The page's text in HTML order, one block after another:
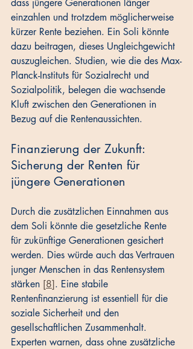
einzahlen und trotzdem möglicherweise
kürzer Rente beziehen. Ein Soli könnte
dazu beitragen, dieses Ungleichgewicht
auszugleichen. Studien, wie die des Max-
Planck-Instituts für Sozialrecht und
Sozialpolitik, belegen die wachsende
Kluft zwischen den Generationen in
Bezug auf die Rentenaussichten.
Finanzierung der Zukunft:
Sicherung der Renten für
jüngere Generationen
Durch die zusätzlichen Einnahmen aus
dem Soli könnte die gesetzliche Rente
für zukünftige Generationen gesichert
werden. Dies würde auch das Vertrauen
junger Menschen in das Rentensystem
stärken [8]. Eine stabile
Rentenfinanzierung ist essentiell für die
soziale Sicherheit und den
gesellschaftlichen Zusammenhalt.
Experten warnen, dass ohne zusätzliche